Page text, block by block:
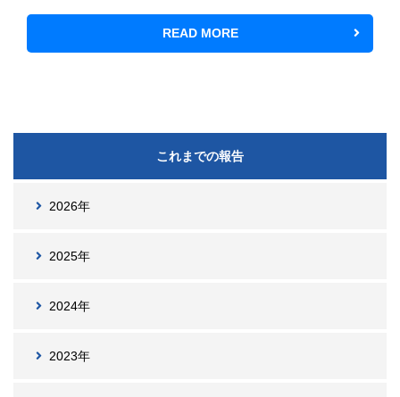
READ MORE
これまでの報告
2026年
2025年
2024年
2023年